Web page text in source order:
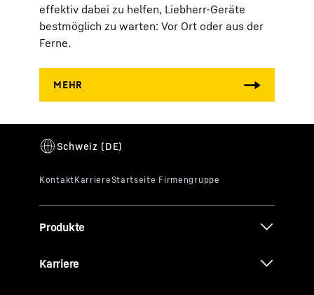
effektiv dabei zu helfen, Liebherr-Geräte
bestmöglich zu warten: Vor Ort oder aus der
Ferne.
Produkte
Karriere